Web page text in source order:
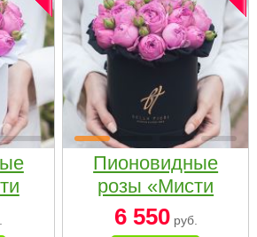
Пионовидные
розы «Мисти
бабблс» в
черной коробке
6 550руб.